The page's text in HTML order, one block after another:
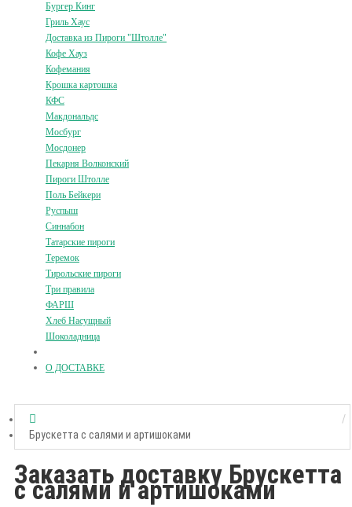
Бургер Кинг
Гриль Хаус
Доставка из Пироги "Штолле"
Кофе Хауз
Кофемания
Крошка картошка
КФС
Макдональдс
Мосбург
Мосдонер
Пекарня Волконский
Пироги Штолле
Поль Бейкери
Руспыш
Синнабон
Татарские пироги
Теремок
Тирольские пироги
Три правила
ФАРШ
Хлеб Насущный
Шоколадница
О ДОСТАВКЕ
Брускетта с салями и артишоками
Заказать доставку Брускетта
с салями и артишоками